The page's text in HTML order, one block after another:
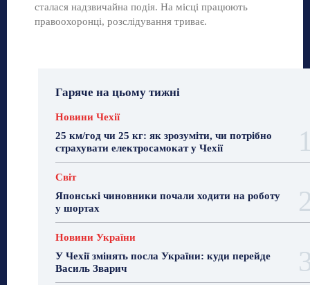
сталася надзвичайна подія. На місці працюють
правоохоронці, розслідування триває.
Гаряче на цьому тижні
Новини Чехії
25 км/год чи 25 кг: як зрозуміти, чи потрібно
страхувати електросамокат у Чехії
Світ
Японські чиновники почали ходити на роботу
у шортах
Новини України
У Чехії змінять посла України: куди перейде
Василь Зварич